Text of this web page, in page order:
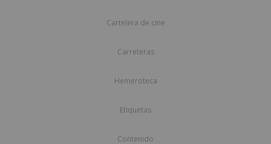
Cartelera de cine
Carreteras
Hemeroteca
Etiquetas
Contenido